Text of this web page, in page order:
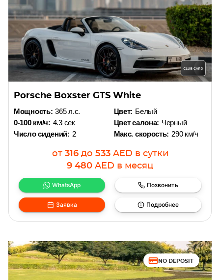
Porsche Boxster GTS White
Мощность: 365 л.с.
0-100 км/ч: 4.3 сек
Число сидений: 2
Цвет: Белый
Цвет салона: Черный
Макс. скорость: 290 км/ч
от 316 до 533 AED в сутки
9 480 AED в месяц
WhatsApp Позвонить
Заявка Подробнее
NO DEPOSIT